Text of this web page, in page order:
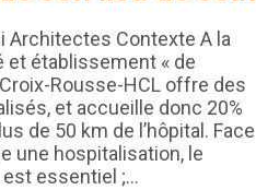
Architectes Contexte A la
établissement « de
Rousse-HCL offre des
et accueille donc 20%
de 50 km de l’hôpital. Face
une hospitalisation, le
essentiel ;…